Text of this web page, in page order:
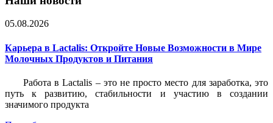
05.08.2026
Карьера в Lactalis: Откройте Новые Возможности в Мире
Молочных Продуктов и Питания
Работа в Lactalis – это не просто место для заработка, это
путь к развитию, стабильности и участию в создании
значимого продукта